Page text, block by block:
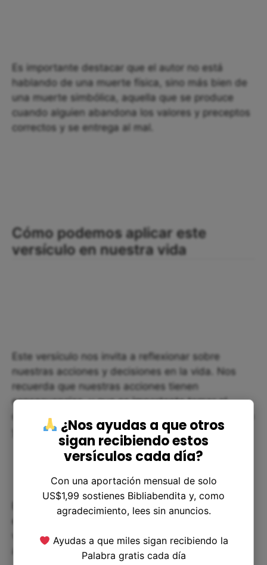
Es importante destacar que el autor no está
hablando de una muerte física, sino más bien de
una muerte simbólica, aquella que se produce
cuando alguien abandona los valores y preceptos
correctos y se entrega al mal.
Cómo podemos aplicar este
versículo en nuestra vida
Este versículo nos invita a reflexionar sobre
nuestras acciones y decisiones en la vida. Nos
recuerda que nuestras acciones tienen
consecuencias, y que es importante tomar el
camino correcto en la vida si queremos tener éxito
y felicidad.
En la vida diaria, podemos aplicar este versículo
enfocándonos en tomar decisiones basadas en
valores correctos y justos, y evitando aquellas
acciones que van en contra de estos valores.
¿Nos ayudas a que otros
sigan recibiendo estos
versículos cada día?
Con una aportación mensual de solo
US$1,99 sostienes Bibliabendita y, como
agradecimiento, lees sin anuncios.
Ayudas a que miles sigan recibiendo la
Palabra gratis cada día